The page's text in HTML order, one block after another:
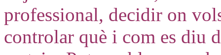
professional, decidir on
controlar què i com es diu